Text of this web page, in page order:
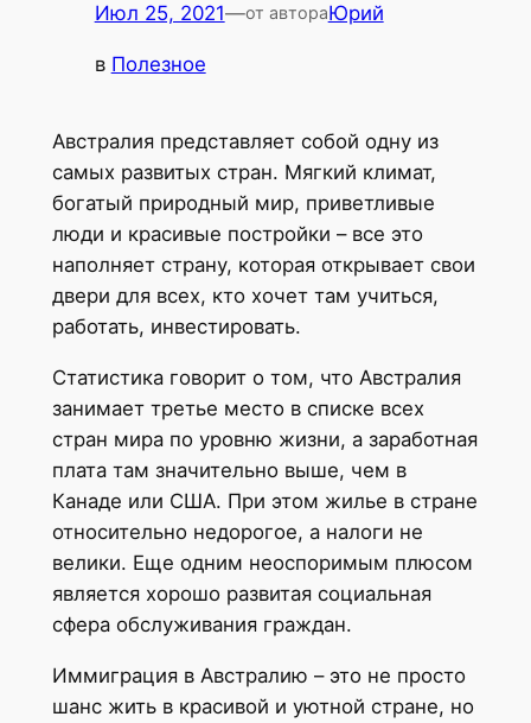
Июл 25, 2021—от автораЮрий
в Полезное
Австралия представляет собой одну из
самых развитых стран. Мягкий климат,
богатый природный мир, приветливые
люди и красивые постройки – все это
наполняет страну, которая открывает свои
двери для всех, кто хочет там учиться,
работать, инвестировать.
Статистика говорит о том, что Австралия
занимает третье место в списке всех
стран мира по уровню жизни, а заработная
плата там значительно выше, чем в
Канаде или США. При этом жилье в стране
относительно недорогое, а налоги не
велики. Еще одним неоспоримым плюсом
является хорошо развитая социальная
сфера обслуживания граждан.
Иммиграция в Австралию – это не просто
шанс жить в красивой и уютной стране, но